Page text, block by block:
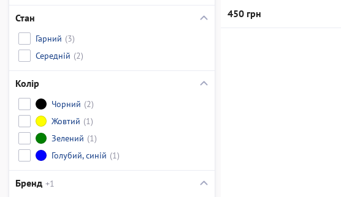
Стан
Гарний (3)
Середній (2)
Колір
Чорний (2)
Жовтий (1)
Зелений (1)
Голубий, синій (1)
Бренд +1
450 грн